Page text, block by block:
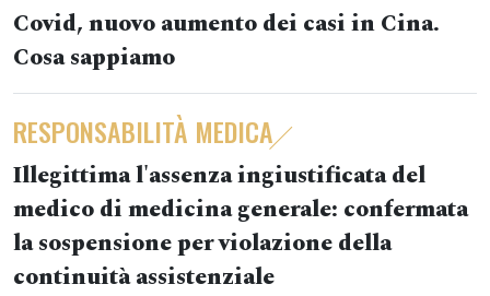
Covid, nuovo aumento dei casi in Cina.
Cosa sappiamo
RESPONSABILITÀ MEDICA
Illegittima l'assenza ingiustificata del
medico di medicina generale: confermata
la sospensione per violazione della
continuità assistenziale